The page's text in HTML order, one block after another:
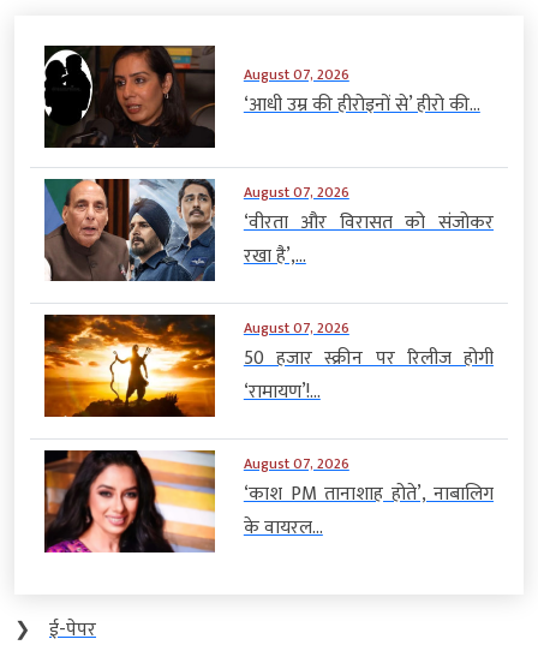
August 07, 2026
‘आधी उम्र की हीरोइनों से’ हीरो की...
August 07, 2026
‘वीरता और विरासत को संजोकर
रखा है’,...
August 07, 2026
50 हजार स्क्रीन पर रिलीज होगी
‘रामायण’!...
August 07, 2026
‘काश PM तानाशाह होते’, नाबालिग
के वायरल...
❯
ई-पेपर